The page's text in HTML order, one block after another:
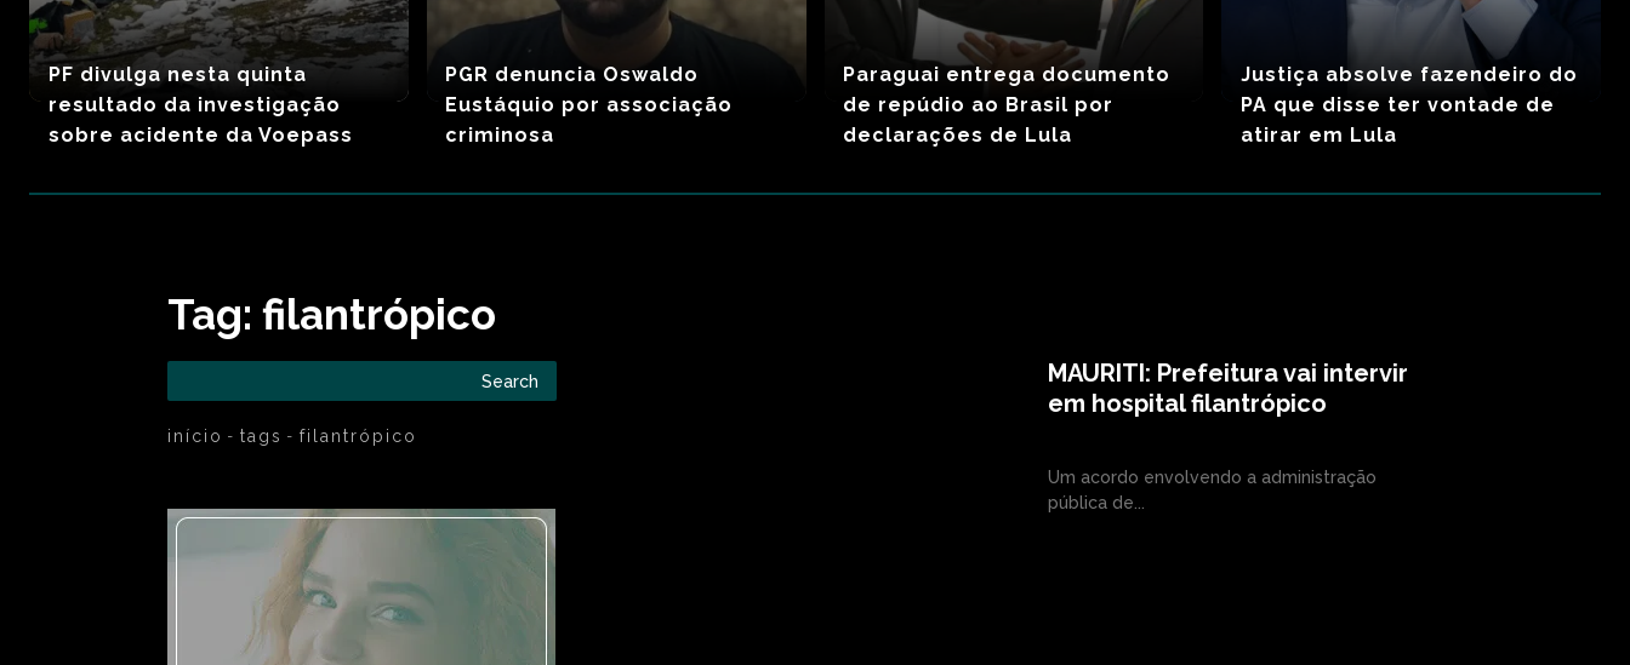
PF divulga nesta quinta
resultado da investigação
sobre acidente da Voepass
PGR denuncia Oswaldo
Eustáquio por associação
criminosa
Paraguai entrega documento
de repúdio ao Brasil por
declarações de Lula
Justiça absolve fazendeiro do
PA que disse ter vontade de
atirar em Lula
Tag: filantrópico
Search
início tags filantrópico
MAURITI: Prefeitura vai intervir
em hospital filantrópico
Um acordo envolvendo a administração
pública de...